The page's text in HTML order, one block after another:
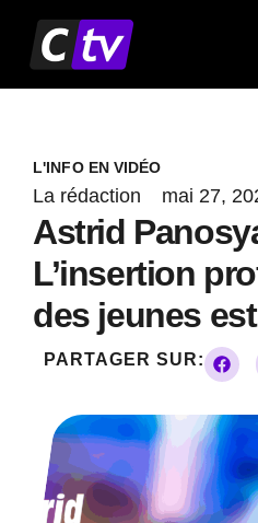
contenu
L'INFO EN VIDÉO
La rédaction mai 27,
Astrid
L’insertion
des jeunes
PARTAGER SUR: